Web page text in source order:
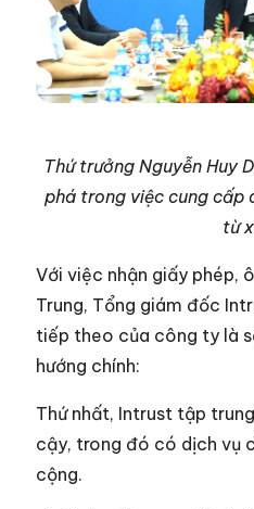
Thứ trưởng Nguyễn Huy
phá trong việc cung cấp
từ
Với việc nhận giấy phép,
Trung, Tổng giám đốc
tiếp theo của công ty là
hướng chính:
Thứ nhất, Intrust tập
cậy, trong đó có dịch vụ
cộng.